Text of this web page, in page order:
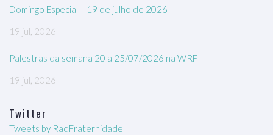
Domingo Especial – 19 de julho de 2026
19 jul, 2026
Palestras da semana 20 a 25/07/2026 na WRF
19 jul, 2026
Twitter
Tweets by RadFraternidade